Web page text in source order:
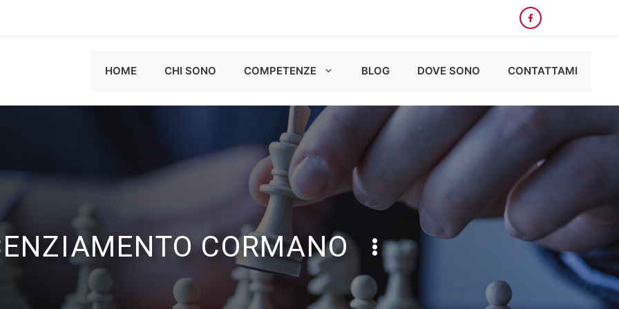
HOME CHI SONO COMPETENZE BLOG DOVE SONO CONTATTAMI
CORMANO